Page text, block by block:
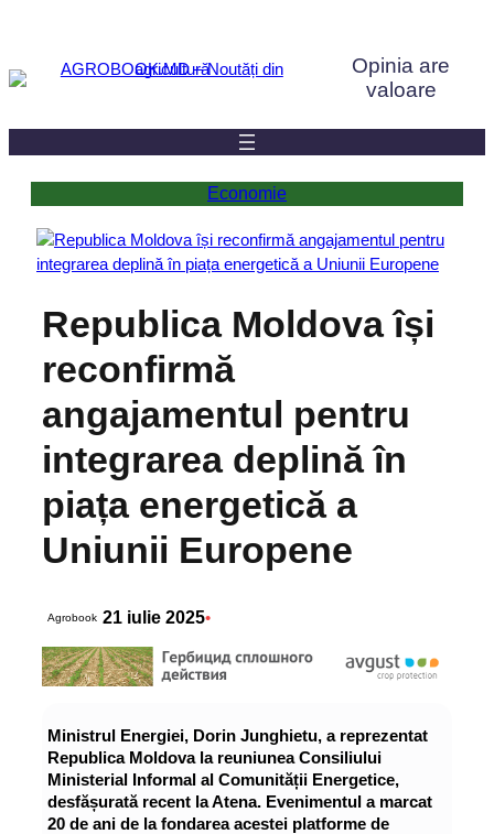
conținut
Opinia are
valoare
Economie
Republica Moldova își
reconfirmă
angajamentul pentru
integrarea deplină în
piața energetică a
Uniunii Europene
Agrobook 21 iulie 2025•
Ministrul Energiei, Dorin Junghietu, a reprezentat
Republica Moldova la reuniunea Consiliului
Ministerial Informal al Comunității Energetice,
desfășurată recent la Atena. Evenimentul a marcat
20 de ani de la fondarea acestei platforme de